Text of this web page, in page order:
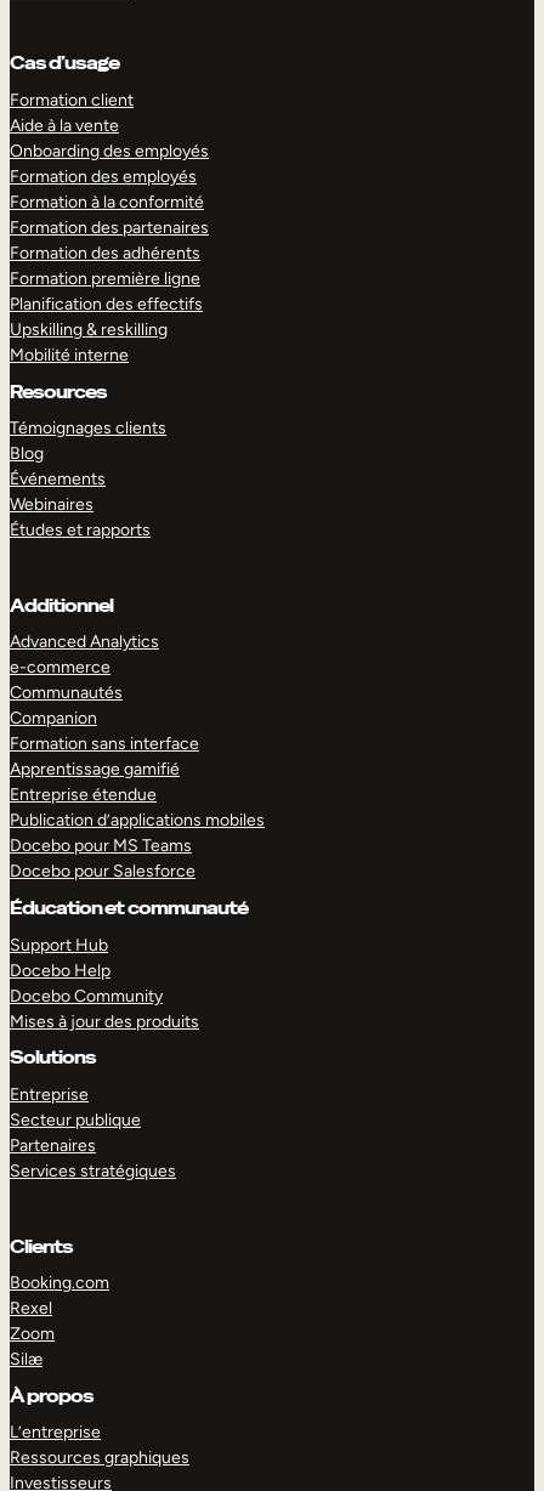
Cas d’usage
Formation client
Aide à la vente
Onboarding des employés
Formation des employés
Formation à la conformité
Formation des partenaires
Formation des adhérents
Formation première ligne
Planification des effectifs
Upskilling & reskilling
Mobilité interne
Resources
Témoignages clients
Blog
Événements
Webinaires
Études et rapports
Additionnel
Advanced Analytics
e-commerce
Communautés
Companion
Formation sans interface
Apprentissage gamifié
Entreprise étendue
Publication d’applications mobiles
Docebo pour MS Teams
Docebo pour Salesforce
Éducation et communauté
Support Hub
Docebo Help
Docebo Community
Mises à jour des produits
Solutions
Entreprise
Secteur publique
Partenaires
Services stratégiques
Clients
Booking.com
Rexel
Zoom
Silæ
À propos
L’entreprise
Ressources graphiques
Investisseurs